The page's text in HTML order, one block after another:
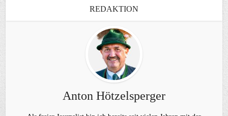
REDAKTION
Anton Hötzelsperger